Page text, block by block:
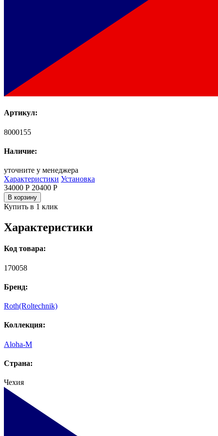
Артикул:
8000155
Наличие:
уточните у менеджера
Характеристики Установка
34000 Р 20400 Р
В корзину
Купить в 1 клик
Характеристики
Код товара:
170058
Бренд:
Roth(Roltechnik)
Коллекция:
Aloha-M
Страна:
Чехия